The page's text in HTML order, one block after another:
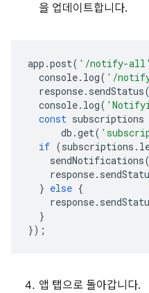
을 업데이트합니다.
app .post( '/notify-all'
console. log( '/
response. sendStatus(
console. log(
const subscriptions
db .get(
if (subscriptions .
sendNotifications(
response.
} else {
response.
}
});
앱 탭으로 돌아갑니다.